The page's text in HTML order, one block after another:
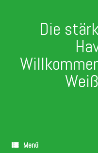
Die
Menü